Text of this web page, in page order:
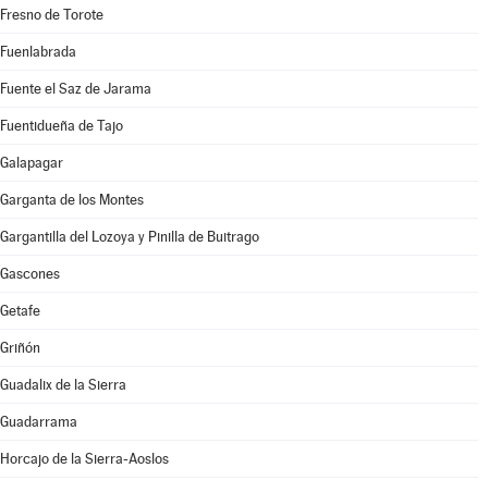
Fresno de Torote
Fuenlabrada
Fuente el Saz de Jarama
Fuentidueña de Tajo
Galapagar
Garganta de los Montes
Gargantilla del Lozoya y Pinilla de Buitrago
Gascones
Getafe
Griñón
Guadalix de la Sierra
Guadarrama
Horcajo de la Sierra-Aoslos